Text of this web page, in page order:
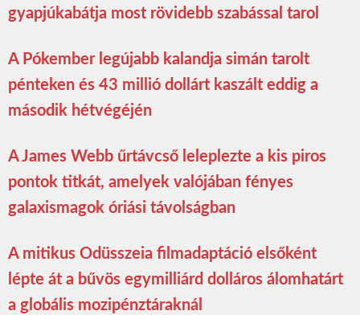
gyapjúkabátja most rövidebb szabással tarol
A Pókember legújabb kalandja simán tarolt
pénteken és 43 millió dollárt kaszált eddig a
második hétvégéjén
A James Webb űrtávcső leleplezte a kis piros
pontok titkát, amelyek valójában fényes
galaxismagok óriási távolságban
A mitikus Odüsszeia filmadaptáció elsőként
lépte át a bűvös egymilliárd dolláros álomhatárt
a globális mozipénztáraknál